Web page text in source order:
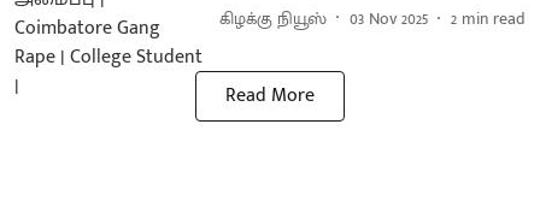
கிழக்கு நியூஸ் 03 Nov 2025 2 min read
Read More